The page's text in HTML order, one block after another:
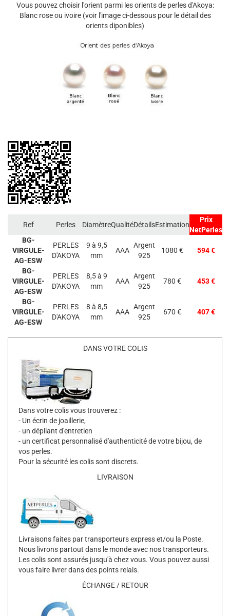
Vous pouvez choisir l'orient parmi les orients de perles d'Akoya:
Blanc rose ou ivoire (voir l'image ci-dessous pour le détail des
orients diponibles)
Ref Perles DiamètreQualitéDétailsEstimation
Prix
NetPerles
BG-
VIRGULE-
AG-ESW
PERLES
D'AKOYA
9 à 9,5
mm
AAA
Argent
925
1080 € 594 €
BG-
VIRGULE-
AG-ESW
PERLES
D'AKOYA
8,5 à 9
mm
AAA
Argent
925
780 € 453 €
BG-
VIRGULE-
AG-ESW
PERLES
D'AKOYA
8 à 8,5
mm
AAA
Argent
925
670 € 407 €
DANS VOTRE COLIS
Dans votre colis vous trouverez :
- Un écrin de joaillerie,
- un dépliant d'entretien
- un certificat personnalisé d'authenticité de votre bijou, de
vos perles.
Pour la sécurité les colis sont discrets.
LIVRAISON
Livraisons faites par transporteurs express et/ou la Poste.
Nous livrons partout dans le monde avec nos transporteurs.
Les colis sont assurés jusqu'à chez vous. Vous pouvez aussi
vous faire livrer dans des points relais.
ÉCHANGE / RETOUR